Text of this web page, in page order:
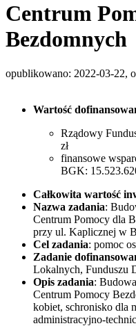
Centrum
Bezdomnych
opublikowano: 2022-03-22,
Wartość
Rządowy
zł
finansowe
BGK:
Całkowita wartość
Nazwa zadania:
Centrum Pomocy dla
przy ul. Kaplicznej w
Cel zadania: pomoc
Zadanie
Lokalnych, Funduszu
Opis zadania:
Centrum Pomocy
kobiet, schronisko dla
administracyjno-